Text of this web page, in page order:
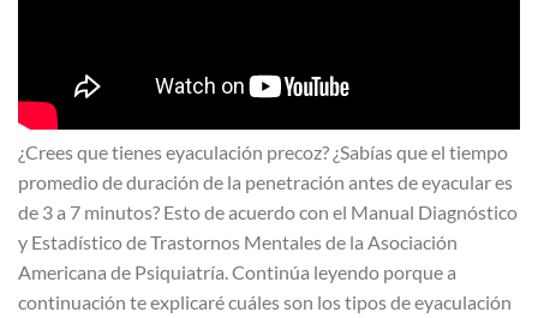
¿Crees que tienes eyaculación precoz? ¿Sabías que el tiempo
promedio de duración de la penetración antes de eyacular es
de 3 a 7 minutos? Esto de acuerdo con el Manual Diagnóstico
y Estadístico de Trastornos Mentales de la Asociación
Americana de Psiquiatría. Continúa leyendo porque a
continuación te explicaré cuáles son los tipos de eyaculación